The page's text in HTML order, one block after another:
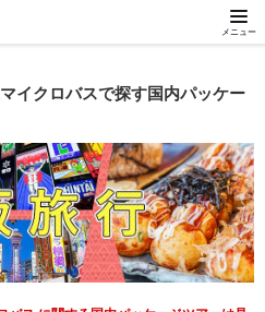
メニュー
イクロバスで探す国内パッケー